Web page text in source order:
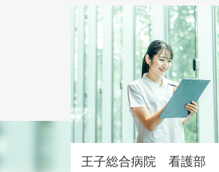
王子総合病院 看護部